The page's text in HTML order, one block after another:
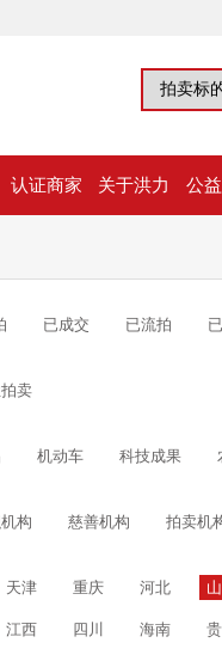
认证商家 关于洪力 公
已成交 已流拍
卖
机动车 科技成果
构 慈善机构 拍卖机
天津 重庆 河北
江西 四川 海南